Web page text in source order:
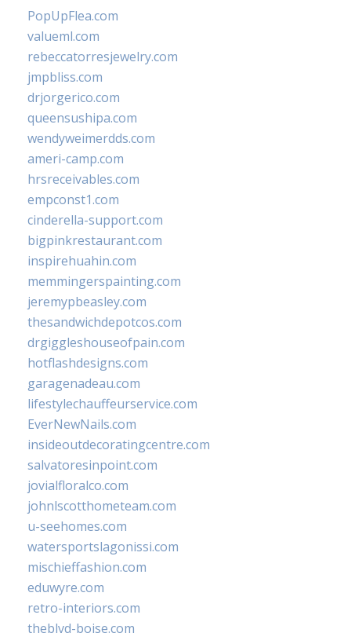
PopUpFlea.com
valueml.com
rebeccatorresjewelry.com
jmpbliss.com
drjorgerico.com
queensushipa.com
wendyweimerdds.com
ameri-camp.com
hrsreceivables.com
empconst1.com
cinderella-support.com
bigpinkrestaurant.com
inspirehuahin.com
memmingerspainting.com
jeremypbeasley.com
thesandwichdepotcos.com
drgiggleshouseofpain.com
hotflashdesigns.com
garagenadeau.com
lifestylechauffeurservice.com
EverNewNails.com
insideoutdecoratingcentre.com
salvatoresinpoint.com
jovialfloralco.com
johnlscotthometeam.com
u-seehomes.com
watersportslagonissi.com
mischieffashion.com
eduwyre.com
retro-interiors.com
theblvd-boise.com